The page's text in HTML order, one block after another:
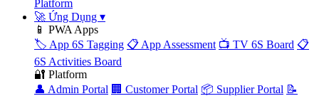
Platform
🚀 Ứng Dụng ▾
📱 PWA Apps
🏷️ App 6S Tagging 📋 App Assessment 📺 TV 6S Board 📋
6S Activities Board
🔐 Platform
👤 Admin Portal 🏢 Customer Portal 📦 Supplier Portal 📝